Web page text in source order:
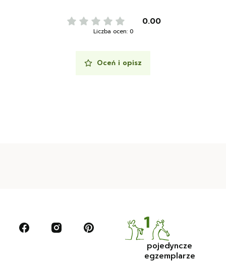
0.00
Liczba ocen: 0
Oceń i opisz
pojedyncze
egzemplarze